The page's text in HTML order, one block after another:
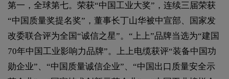
第一，全球第七。荣获“中国工业大奖”，连续三届荣获
“中国质量奖提名奖”，董事长丁山华被中宣部、国家发
改委联合评为全国“诚信之星”。“上上”品牌当选为“建国
70年中国工业影响力品牌”。上上电缆获评“装备中国功
勋企业”、“中国质量诚信企业”、“中国出口质量安全示